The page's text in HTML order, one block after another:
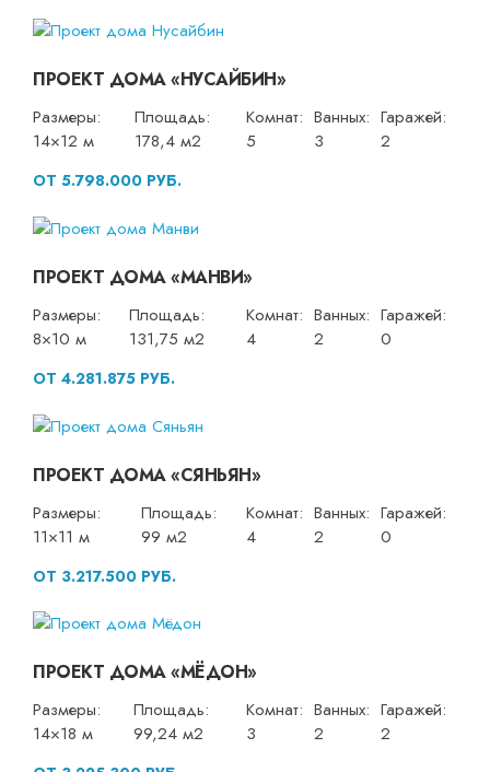
ПРОЕКТ ДОМА «НУСАЙБИН»
Размеры:
14×12 м
Площадь:
178,4 м2
Комнат:
5
Ванных:
3
Гаражей:
2
ОТ 5.798.000 РУБ.
ПРОЕКТ ДОМА «МАНВИ»
Размеры:
8×10 м
Площадь:
131,75 м2
Комнат:
4
Ванных:
2
Гаражей:
0
ОТ 4.281.875 РУБ.
ПРОЕКТ ДОМА «СЯНЬЯН»
Размеры:
11×11 м
Площадь:
99 м2
Комнат:
4
Ванных:
2
Гаражей:
0
ОТ 3.217.500 РУБ.
ПРОЕКТ ДОМА «МЁДОН»
Размеры:
14×18 м
Площадь:
99,24 м2
Комнат:
3
Ванных:
2
Гаражей:
2